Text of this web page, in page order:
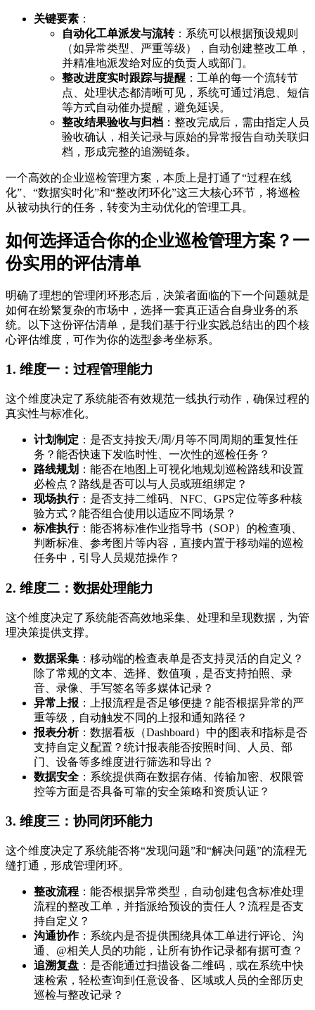
关键要素 ：
自动化工单派发与流转：系统可以根据预设规则
（如异常类型、严重等级），自动创建整改工单，
并精准地派发给对应的负责人或部门。
整改进度实时跟踪与提醒 ：工单的每一个流转节
点、处理状态都清晰可见，系统可通过消息、短信
等方式自动催办提醒，避免延误。
整改结果验收与归档 ：整改完成后，需由指定人员
验收确认，相关记录与原始的异常报告自动关联归
档，形成完整的追溯链条。
一个高效的企业巡检管理方案，本质上是打通了“过程在线
化”、“数据实时化”和“整改闭环化”这三大核心环节，将巡检
从被动执行的任务，转变为主动优化的管理工具。
如何选择适合你的企业巡检管理方案？一
份实用的评估清单
明确了理想的管理闭环形态后，决策者面临的下一个问题就是
如何在纷繁复杂的市场中，选择一套真正适合自身业务的系
统。以下这份评估清单，是我们基于行业实践总结出的四个核
心评估维度，可作为你的选型参考坐标系。
1. 维度一：过程管理能力
这个维度决定了系统能否有效规范一线执行动作，确保过程的
真实性与标准化。
计划制定 ：是否支持按天/周/月等不同周期的重复性任
务？能否快速下发临时性、一次性的巡检任务？
路线规划 ：能否在地图上可视化地规划巡检路线和设置
必检点？路线是否可以与人员或班组绑定？
现场执行：是否支持二维码、NFC、GPS定位等多种核
验方式？能否组合使用以适应不同场景？
标准执行：能否将标准作业指导书（SOP）的检查项、
判断标准、参考图片等内容，直接内置于移动端的巡检
任务中，引导人员规范操作？
2. 维度二：数据处理能力
这个维度决定了系统能否高效地采集、处理和呈现数据，为管
理决策提供支撑。
数据采集 ：移动端的检查表单是否支持灵活的自定义？
除了常规的文本、选择、数值项，是否支持拍照、录
音、录像、手写签名等多媒体记录？
异常上报 ：上报流程是否足够便捷？能否根据异常的严
重等级，自动触发不同的上报和通知路径？
报表分析：数据看板（Dashboard）中的图表和指标是否
支持自定义配置？统计报表能否按照时间、人员、部
门、设备等多维度进行筛选和导出？
数据安全 ：系统提供商在数据存储、传输加密、权限管
控等方面是否具备可靠的安全策略和资质认证？
3. 维度三：协同闭环能力
这个维度决定了系统能否将“发现问题”和“解决问题”的流程无
缝打通，形成管理闭环。
整改流程 ：能否根据异常类型，自动创建包含标准处理
流程的整改工单，并指派给预设的责任人？流程是否支
持自定义？
沟通协作：系统内是否提供围绕具体工单进行评论、沟
通、@相关人员的功能，让所有协作记录都有据可查？
追溯复盘 ：是否能通过扫描设备二维码，或在系统中快
速检索，轻松查询到任意设备、区域或人员的全部历史
巡检与整改记录？